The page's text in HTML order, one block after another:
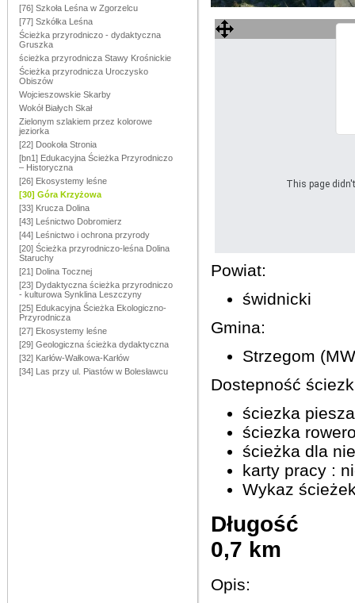
[76] Szkoła Leśna w Zgorzelcu
[77] Szkółka Leśna
Ścieżka przyrodniczo - dydaktyczna
Gruszka
ścieżka przyrodnicza Stawy Krośnickie
Ścieżka przyrodnicza Uroczysko
Obiszów
Wojcieszowskie Skarby
Wokół Białych Skał
Zielonym szlakiem przez kolorowe
jeziorka
[22] Dookoła Stronia
[bn1] Edukacyjna Ścieżka Przyrodniczo
– Historyczna
[26] Ekosystemy leśne
[30] Góra Krzyżowa
[33] Krucza Dolina
[43] Leśnictwo Dobromierz
[44] Leśnictwo i ochrona przyrody
[20] Ścieżka przyrodniczo-leśna Dolina
Staruchy
[21] Dolina Tocznej
[23] Dydaktyczna ścieżka przyrodniczo
- kulturowa Synklina Leszczyny
[25] Edukacyjna Ścieżka Ekologiczno-
Przyrodnicza
[27] Ekosystemy leśne
[29] Geologiczna ścieżka dydaktyczna
[32] Karłów-Wałkowa-Karłów
[34] Las przy ul. Piastów w Bolesławcu
This page
Powiat:
świdnicki
Gmina:
Strzegom
Dostepność
ściezka
ściezka
ścieżka dla
karty pracy :
Wykaz
Długość
0,7 km
Opis: